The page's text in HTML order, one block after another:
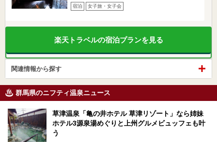
宿泊 女子旅・女子会
楽天トラベルの宿泊プランを見る
関連情報から探す
群馬県のニフティ温泉ニュース
草津温泉「亀の井ホテル 草津リゾート」なら姉妹
ホテル3源泉湯めぐりと上州グルメビュッフェも叶
う